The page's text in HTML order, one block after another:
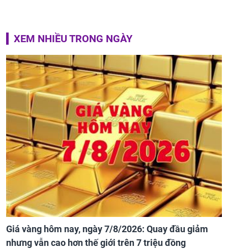
XEM NHIỀU TRONG NGÀY
Giá vàng hôm nay, ngày 7/8/2026: Quay đầu giảm
nhưng vẫn cao hơn thế giới trên 7 triệu đồng